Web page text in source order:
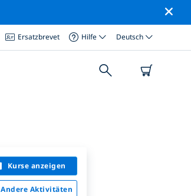
Ersatzbrevet Hilfe Deutsch
Kurse anzeigen
Andere Aktivitäten